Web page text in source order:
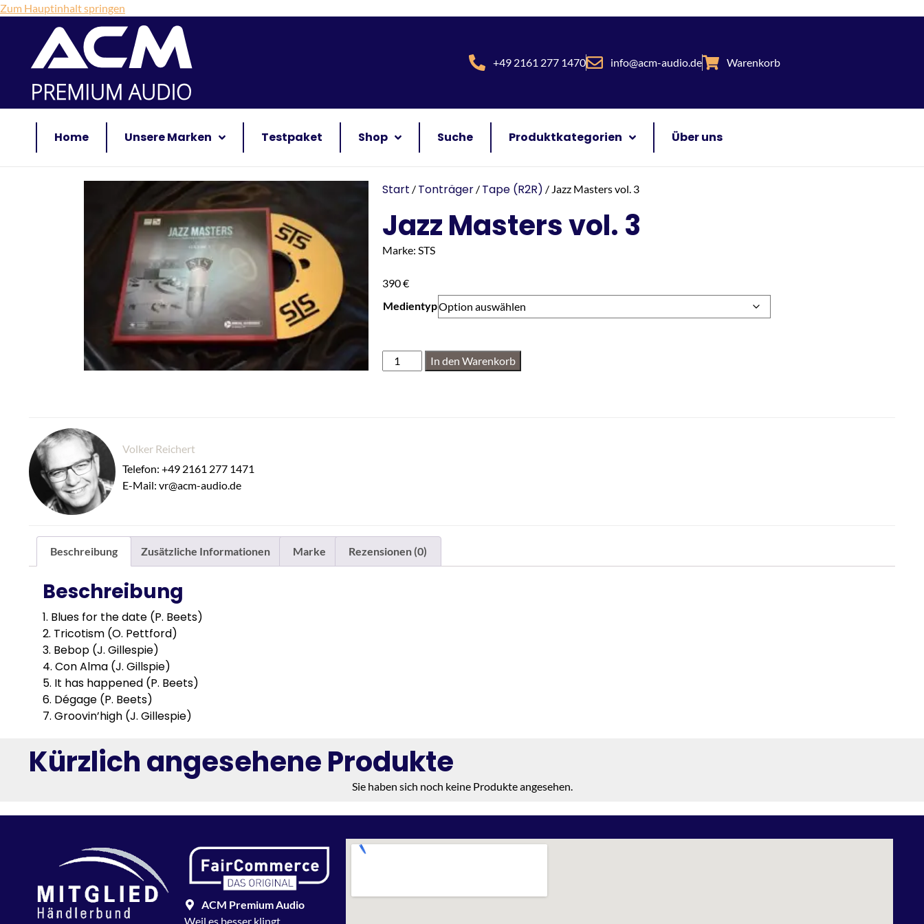
Zum Hauptinhalt springen
+49 2161 277 1470 info@acm-audio.de Warenkorb
Home Unsere Marken Testpaket Shop Suche Produktkategorien Über uns
Start / Tonträger / Tape (R2R) / Jazz Masters vol. 3
Jazz Masters vol. 3
Marke: STS
390€
Medientyp
In den Warenkorb
Volker Reichert
Telefon: +49 2161 277 1471
E-Mail: vr@acm-audio.de
Beschreibung Zusätzliche Informationen Marke Rezensionen (0)
Beschreibung
1. Blues for the date (P. Beets)
2. Tricotism (O. Pettford)
3. Bebop (J. Gillespie)
4. Con Alma (J. Gillspie)
5. It has happened (P. Beets)
6. Dégage (P. Beets)
7. Groovin’high (J. Gillespie)
Kürzlich angesehene Produkte
Sie haben sich noch keine Produkte angesehen.
ACM Premium Audio
Weil es besser klingt…